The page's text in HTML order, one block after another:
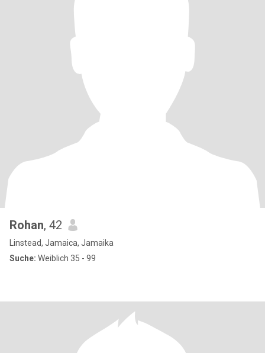
Rohan, 42
Linstead, Jamaica, Jamaika
Suche: Weiblich 35 - 99